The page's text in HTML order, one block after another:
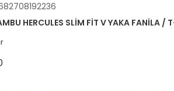
HERCULES SLIM FIT V YAKA FANILA /